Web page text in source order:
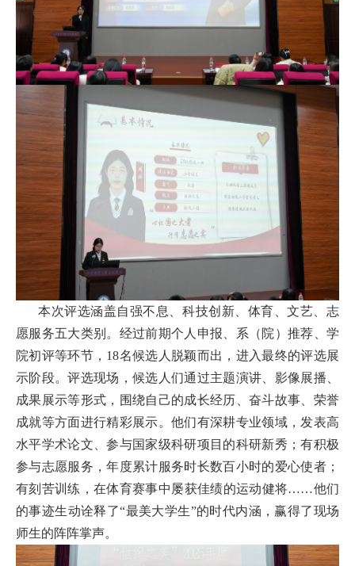
才
招
聘
旗
本次评选涵盖自强不息、科技创新、体育、文艺、志
愿服务五大类别。经过前期个人申报、系（ 院）推荐、学
院初评等环节，18名候选人脱颖而出，进入最终的评选展
示阶段。评选现场，候选人们通过主题演讲、影像展播、
成果展示等形式，围绕自己的成长经历、奋斗故事、荣誉
成就等方面进行精彩展示。他们有深耕专业领域，发表高
水平学术论文、参与国家级科研项目的科研新秀；有积极
参与志愿服务，年度累计服务时长数百小时的爱心使者；
有刻苦训练，在体育赛事中屡获佳绩的运动健将……他们
的事迹生动诠释了“最美大学生”的时代内涵，赢得了现场
师生的阵阵掌声。